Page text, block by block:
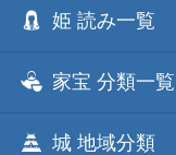
姫 読み一覧
家宝 分類一覧
城 地域分類